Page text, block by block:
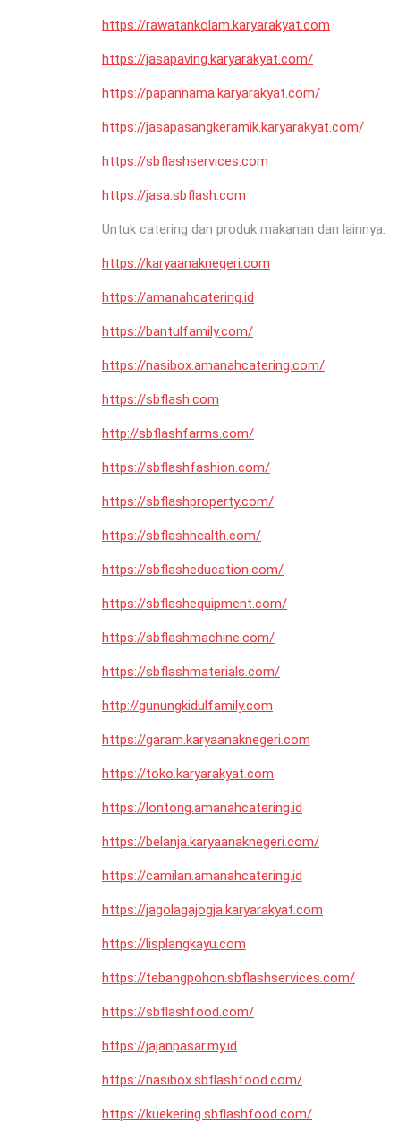
https://rawatankolam.karyarakyat.com
https://jasapaving.karyarakyat.com/
https://papannama.karyarakyat.com/
https://jasapasangkeramik.karyarakyat.com/
https://sbflashservices.com
https://jasa.sbflash.com
Untuk catering dan produk makanan dan lainnya:
https://karyaanaknegeri.com
https://amanahcatering.id
https://bantulfamily.com/
https://nasibox.amanahcatering.com/
https://sbflash.com
http://sbflashfarms.com/
https://sbflashfashion.com/
https://sbflashproperty.com/
https://sbflashhealth.com/
https://sbflasheducation.com/
https://sbflashequipment.com/
https://sbflashmachine.com/
https://sbflashmaterials.com/
http://gunungkidulfamily.com
https://garam.karyaanaknegeri.com
https://toko.karyarakyat.com
https://lontong.amanahcatering.id
https://belanja.karyaanaknegeri.com/
https://camilan.amanahcatering.id
https://jagolagajogja.karyarakyat.com
https://lisplangkayu.com
https://tebangpohon.sbflashservices.com/
https://sbflashfood.com/
https://jajanpasar.my.id
https://nasibox.sbflashfood.com/
https://kuekering.sbflashfood.com/